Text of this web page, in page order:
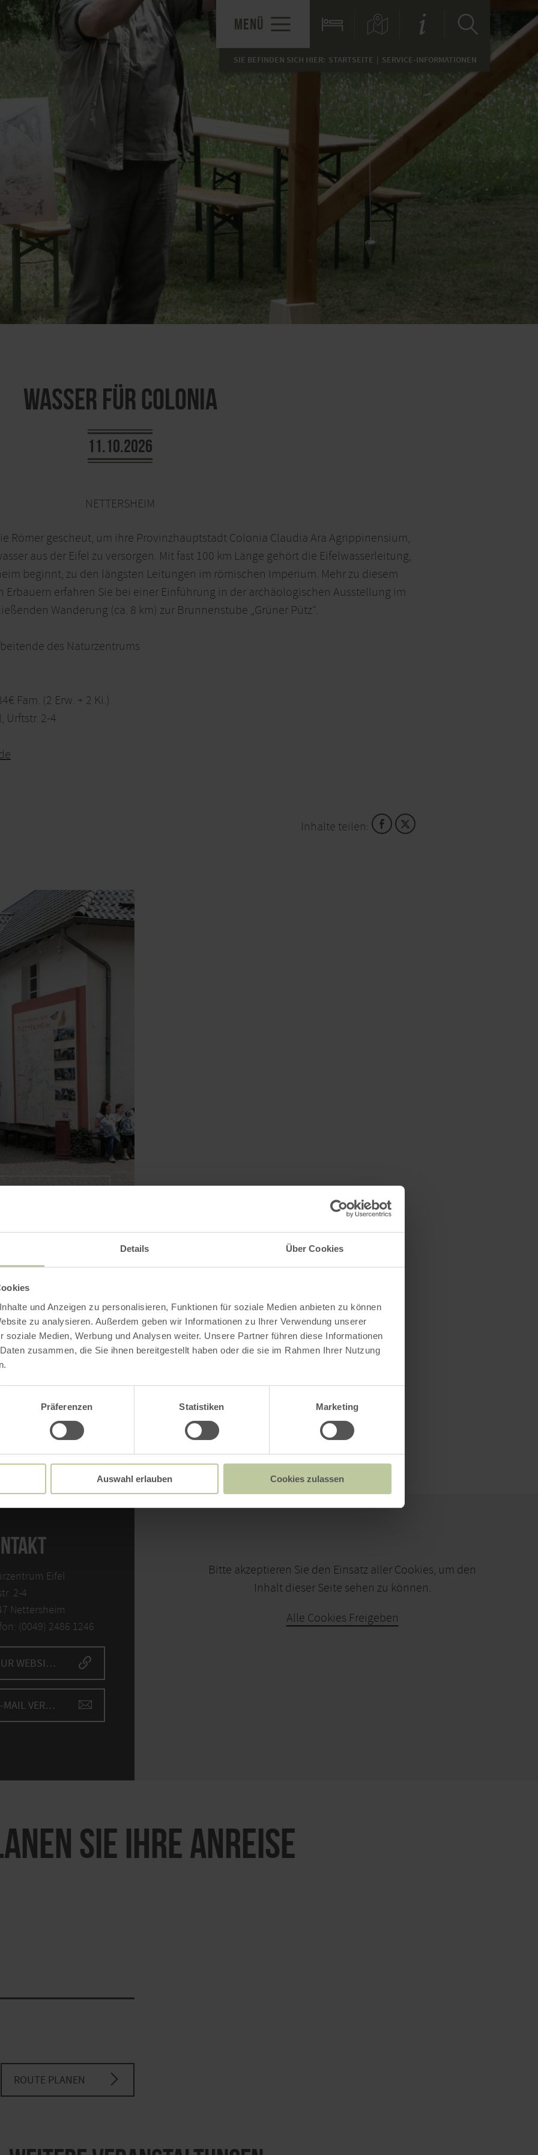
Details Über Cookies
und Anzeigen zu personalisieren, Funktionen für soziale Medien anbieten zu können
zu analysieren. Außerdem geben wir Informationen zu Ihrer Verwendung unserer
soziale Medien, Werbung und Analysen weiter. Unsere Partner führen diese Informationen
zusammen, die Sie ihnen bereitgestellt haben oder die sie im Rahmen Ihrer Nutzung
Präferenzen Statistiken Marketing
Auswahl erlauben Cookies zulassen
MENÜ
SIE BEFINDEN SICH HIER: STARTSEITE SERVICE-INFORMATIONEN
Wasser für Colonia
11.10.2026
NETTERSHEIM
Römer gescheut, um ihre Provinzhauptstadt Colonia Claudia Ara Agrippinensium,
aus der Eifel zu versorgen. Mit fast 100 km Länge gehört die Eifelwasserleitung,
beginnt, zu den längsten Leitungen im römischen Imperium. Mehr zu diesem
erfahren Sie bei einer Einführung in der archäologischen Ausstellung im
Wanderung (ca. 8 km) zur Brunnenstube „Grüner Pütz“.
des Naturzentrums
Fam. (2 Erw. + 2 Ki.)
Urftstr. 2-4
Inhalte teilen:
Eifel
2-4
Nettersheim
(0049) 2486 1246
ZUR WEBSITE
E-MAIL VERFASSEN
Bitte akzeptieren Sie den Einsatz aller Cookies, um den
Inhalt dieser Seite sehen zu können.
Alle Cookies Freigeben
SIE IHRE ANREISE
ROUTE PLANEN